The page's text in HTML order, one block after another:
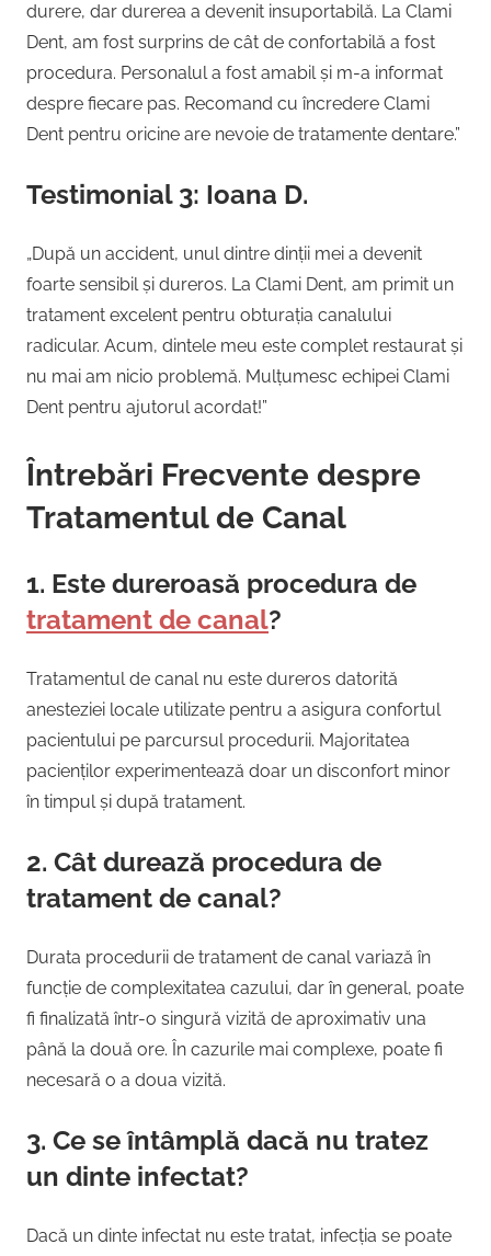
durere, dar durerea a devenit insuportabilă. La Clami
Dent, am fost surprins de cât de confortabilă a fost
procedura. Personalul a fost amabil și m-a informat
despre fiecare pas. Recomand cu încredere Clami
Dent pentru oricine are nevoie de tratamente dentare.”
Testimonial 3: Ioana D.
„După un accident, unul dintre dinții mei a devenit
foarte sensibil și dureros. La Clami Dent, am primit un
tratament excelent pentru obturația canalului
radicular. Acum, dintele meu este complet restaurat și
nu mai am nicio problemă. Mulțumesc echipei Clami
Dent pentru ajutorul acordat!”
Întrebări Frecvente despre
Tratamentul de Canal
1. Este dureroasă procedura de
tratament de canal?
Tratamentul de canal nu este dureros datorită
anesteziei locale utilizate pentru a asigura confortul
pacientului pe parcursul procedurii. Majoritatea
pacienților experimentează doar un disconfort minor
în timpul și după tratament.
2. Cât durează procedura de
tratament de canal?
Durata procedurii de tratament de canal variază în
funcție de complexitatea cazului, dar în general, poate
fi finalizată într-o singură vizită de aproximativ una
până la două ore. În cazurile mai complexe, poate fi
necesară o a doua vizită.
3. Ce se întâmplă dacă nu tratez
un dinte infectat?
Dacă un dinte infectat nu este tratat, infecția se poate